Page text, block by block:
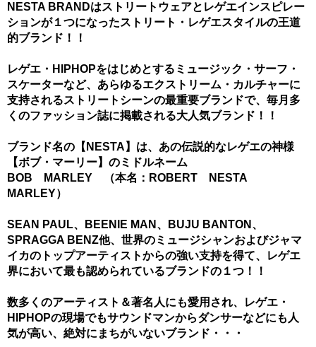
NESTA BRANDはストリートウェアとレゲエインスピレー
ションが１つになったストリート・レゲエスタイルの王道
的ブランド！！
レゲエ・HIPHOPをはじめとするミュージック・サーフ・
スケーターなど、あらゆるエクストリーム・カルチャーに
支持されるストリートシーンの最重要ブランドで、毎月多
くのファッション誌に掲載される大人気ブランド！！
ブランド名の【NESTA】は、あの伝説的なレゲエの神様
【ボブ・マーリー】のミドルネーム
BOB MARLEY （本名：ROBERT NESTA
MARLEY）
SEAN PAUL、BEENIE MAN、BUJU BANTON、
SPRAGGA BENZ他、世界のミュージシャンおよびジャマ
イカのトップアーティストからの強い支持を得て、レゲエ
界において最も認められているブランドの１つ！！
数多くのアーティスト＆著名人にも愛用され、レゲエ・
HIPHOPの現場でもサウンドマンからダンサーなどにも人
気が高い、絶対にまちがいないブランド・・・